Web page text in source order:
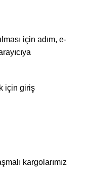
için adım, e-
için giriş
kargolarımız